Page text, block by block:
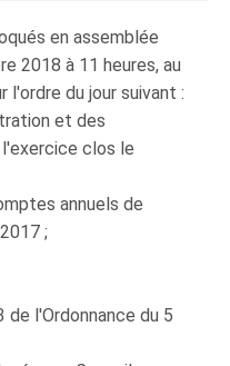
en assemblée
2018 à 11 heures, au
l'ordre du jour suivant :
et des
l'exercice clos le
annuels de
;
l'Ordonnance du 5